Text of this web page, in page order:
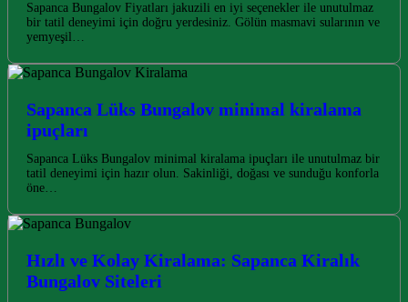
Sapanca Bungalov Fiyatları jakuzili en iyi seçenekler ile unutulmaz
bir tatil deneyimi için doğru yerdesiniz. Gölün masmavi sularının ve
yemyeşil…
Sapanca Lüks Bungalov minimal kiralama
ipuçları
Sapanca Lüks Bungalov minimal kiralama ipuçları ile unutulmaz bir
tatil deneyimi için hazır olun. Sakinliği, doğası ve sunduğu konforla
öne…
Hızlı ve Kolay Kiralama: Sapanca Kiralık
Bungalov Siteleri